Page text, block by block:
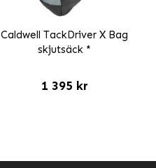
Caldwell TackDriver X Bag
skjutsäck *
1 395 kr